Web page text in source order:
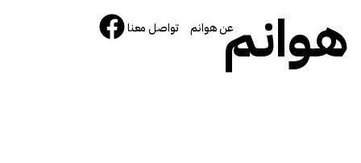
هوانمعن هوانم تواصل معنا